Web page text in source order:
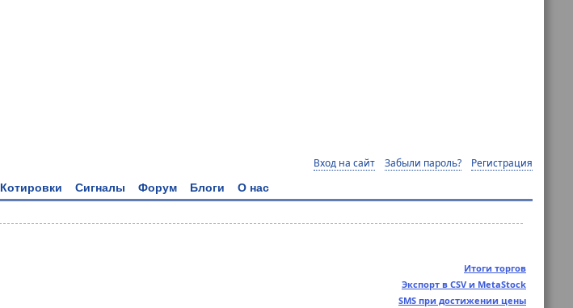
Вход на сайт Забыли пароль? Регистрация
Котировки Сигналы Форум Блоги О нас
Итоги торгов
Экспорт в CSV и MetaStock
SMS при достижении цены